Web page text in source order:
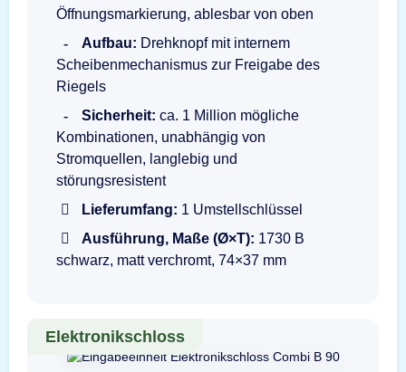
Öffnungsmarkierung, ablesbar von oben
Aufbau: Drehknopf mit internem
Scheibenmechanismus zur Freigabe des
Riegels
Sicherheit: ca. 1 Million mögliche
Kombinationen, unabhängig von
Stromquellen, langlebig und
störungsresistent
Lieferumfang: 1 Umstellschlüssel
Ausführung, Maße (Ø×T): 1730 B
schwarz, matt verchromt, 74×37 mm
Elektronikschloss